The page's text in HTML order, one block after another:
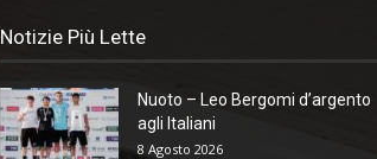
Notizie Più Lette
Nuoto – Leo Bergomi d’argento
agli Italiani
8 Agosto 2026